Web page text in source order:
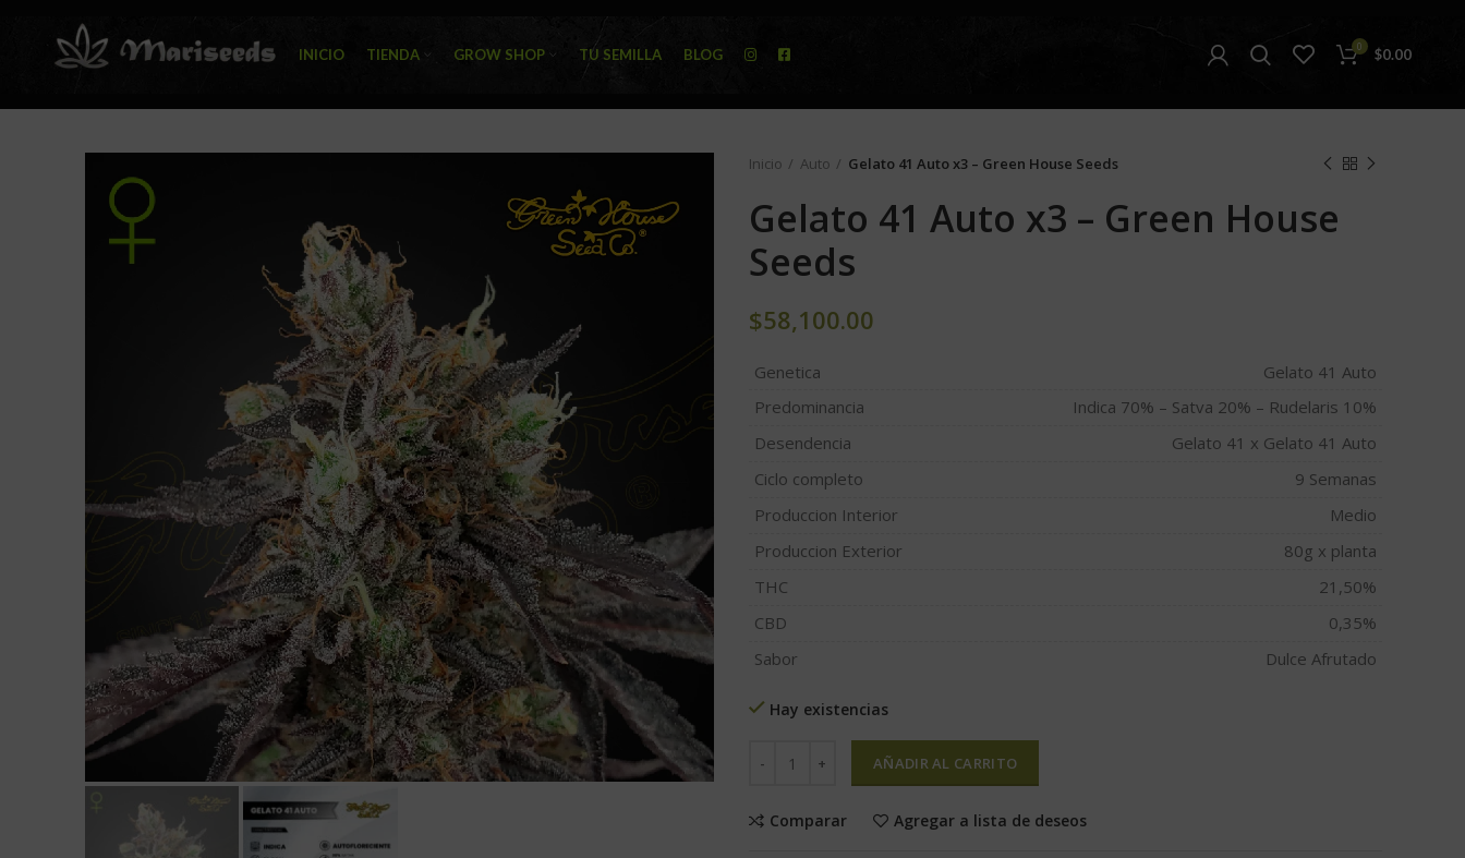
INICIO TIENDA GROW SHOP TU SEMILLA BLOG 0 $0.00
Inicio Auto Gelato 41 Auto x3 – Green House Seeds
Gelato 41 Auto x3 – Green House
Seeds
$58,100.00
Genetica
Gelato 41 Auto
Predominancia
Indica 70% – Satva 20% – Rudelaris 10%
Desendencia
Gelato 41 x Gelato 41 Auto
Ciclo completo
9 Semanas
Produccion Interior
Medio
Produccion Exterior
80g x planta
THC
21,50%
CBD
0,35%
Sabor
Dulce Afrutado
Hay existencias
AÑADIR AL CARRITO
Comparar Agregar a lista de deseos